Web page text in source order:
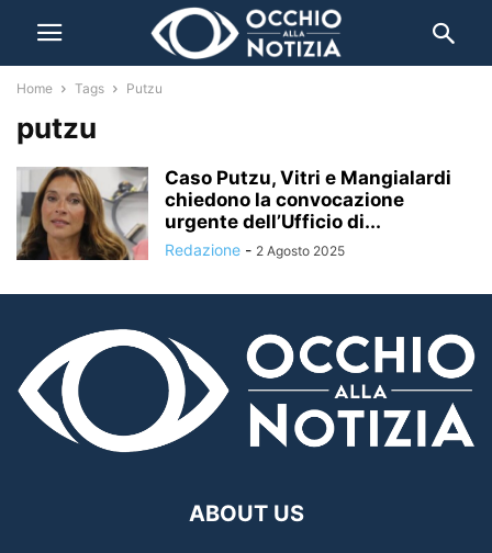
Home Tags Putzu
putzu
Caso Putzu, Vitri e Mangialardi
chiedono la convocazione
urgente dell’Ufficio di...
Redazione - 2 Agosto 2025
ABOUT US